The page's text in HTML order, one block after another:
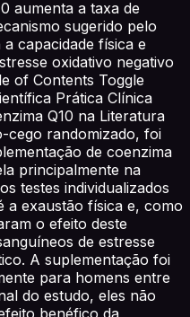
aumenta a taxa de
sugerido pelo
capacidade física e
oxidativo negativo
of Contents Toggle
Prática Clínica
Q10 na Literatura
cego randomizado, foi
de coenzima
principalmente na
testes individualizados
a exaustão física e, como
o efeito deste
de estresse
A suplementação foi
para homens entre
do estudo, eles não
benéfico da